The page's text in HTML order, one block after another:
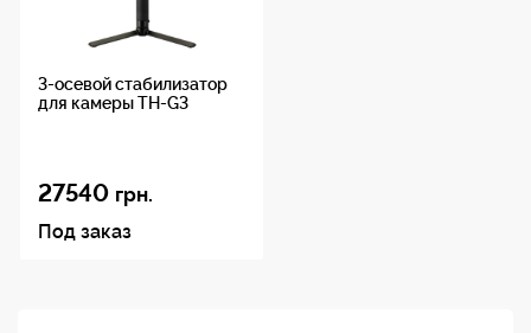
3-осевой стабилизатор
для камеры TH-G3
27540 грн.
Под заказ